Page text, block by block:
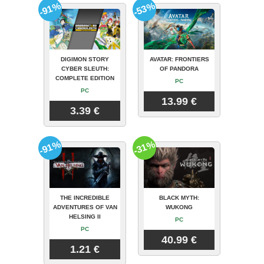
DIGIMON STORY
CYBER SLEUTH:
COMPLETE EDITION
PC
3.39 €
-91%
AVATAR: FRONTIERS
OF PANDORA
PC
13.99 €
-53%
THE INCREDIBLE
ADVENTURES OF VAN
HELSING II
PC
1.21 €
-91%
BLACK MYTH:
WUKONG
PC
40.99 €
-31%